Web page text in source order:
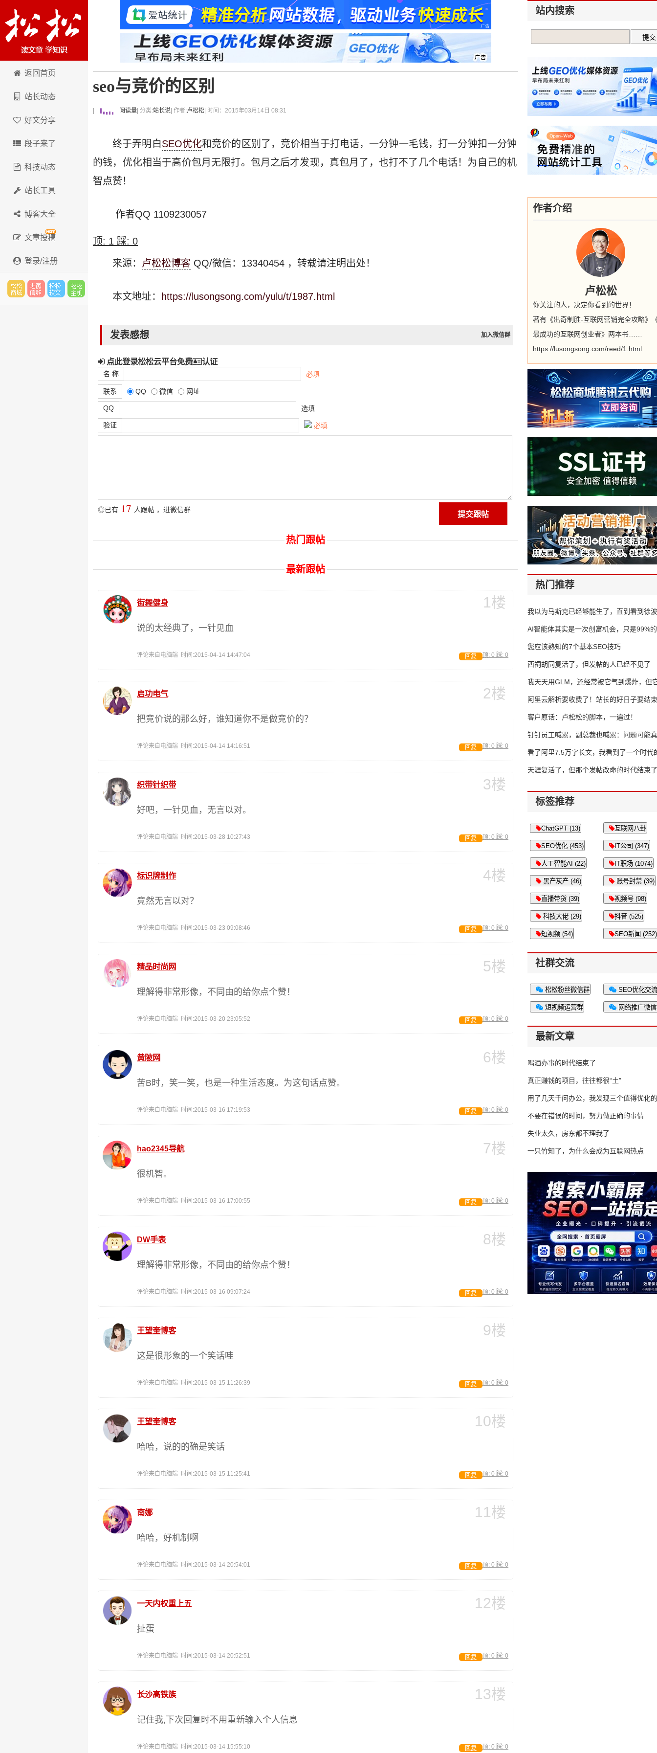
卢松松博客
返回首页
站长动态
好文分享
段子来了
科技动态
站长工具
博客大全
文章投稿
登录/注册
seo与竞价的区别
阅读量 | 分类:站长说 | 作者:卢松松 | 时间：2015年03月14日 08:31
终于弄明白SEO优化和竞价的区别了，竞价相当于打电话，一分钟一毛钱，打一分钟扣一分钟
的钱，优化相当于高价包月无限打。包月之后才发现，真包月了，也打不了几个电话！为自己的机
智点赞！
作者QQ 1109230057
顶: 1 踩: 0
来源： 卢松松博客 QQ/微信：13340454 ，转载请注明出处！
本文地址： https://lusongsong.com/yulu/t/1987.html
发表感想 加入微信群
点此登录松松云平台免费 认证
名 称 必填
联系 QQ 微信 网址
QQ 选填
验证 必填
◎已有 17 人跟帖 ， 进微信群
热门跟帖
最新跟帖
1楼
街舞健身
说的太经典了，一针见血
评论来自电脑端 时间:2015-04-14 14:47:04 顶: 0 踩: 0
回复
2楼
启功电气
把竞价说的那么好，谁知道你不是做竞价的？
评论来自电脑端 时间:2015-04-14 14:16:51 顶: 0 踩: 0
回复
3楼
织带针织带
好吧，一针见血，无言以对。
评论来自电脑端 时间:2015-03-28 10:27:43 顶: 0 踩: 0
回复
4楼
标识牌制作
竟然无言以对？
评论来自电脑端 时间:2015-03-23 09:08:46 顶: 0 踩: 0
回复
5楼
精品时尚网
理解得非常形像，不同由的给你点个赞！
评论来自电脑端 时间:2015-03-20 23:05:52 顶: 0 踩: 0
回复
6楼
黄陂网
苦B时，笑一笑，也是一种生活态度。为这句话点赞。
评论来自电脑端 时间:2015-03-16 17:19:53 顶: 0 踩: 0
回复
7楼
hao2345导航
很机智。
评论来自电脑端 时间:2015-03-16 17:00:55 顶: 0 踩: 0
回复
8楼
DW手表
理解得非常形像，不同由的给你点个赞！
评论来自电脑端 时间:2015-03-16 09:07:24 顶: 0 踩: 0
回复
9楼
王望奎博客
这是很形象的一个笑话哇
评论来自电脑端 时间:2015-03-15 11:26:39 顶: 0 踩: 0
回复
10楼
王望奎博客
哈哈，说的的确是笑话
评论来自电脑端 时间:2015-03-15 11:25:41 顶: 0 踩: 0
回复
11楼
南娜
哈哈，好机制啊
评论来自电脑端 时间:2015-03-14 20:54:01 顶: 0 踩: 0
回复
12楼
一天内权重上五
扯蛋
评论来自电脑端 时间:2015-03-14 20:52:51 顶: 0 踩: 0
回复
13楼
长沙高铁族
记住我,下次回复时不用重新输入个人信息
评论来自电脑端 时间:2015-03-14 15:55:10 顶: 0 踩: 0
回复
站内搜索
作者介绍
卢松松
你关注的人，决定你看到的世界！
著有《出奇制胜-互联网营销完全攻略》
最成功的互联网创业者》两本书……
https://lusongsong.com/reed/1.html
热门推荐
我以为马斯克已经够能生了，直到看到
AI智能体其实是一次创富机会，只是99%
错过了
您应该熟知的7个基本SEO技巧
西祠胡同复活了，但发帖的人已经不见了
我天天用GLM，还经常被它气到爆炸，但
16万亿
阿里云解析要收费了！站长的好日子要结
客户原话：卢松松的脚本，一遍过！
钉钉员工喊累，副总裁也喊累：问题可能
了
看了阿里7.5万字长文，我看到了一个时代
天涯复活了，但那个发帖改命的时代结束了
标签推荐
ChatGPT (13) 互联网八卦
SEO优化 (453) IT公司 (347)
人工智能AI (22) IT职场 (1074)
黑产灰产 (46) 账号封禁 (39)
直播带货 (39) 视频号 (98)
科技大佬 (29) 抖音 (525)
短视频 (54) SEO新闻 (252)
社群交流
松松粉丝微信群 SEO优化交
短视频运营群 网络推广微
最新文章
喝酒办事的时代结束了
真正赚钱的项目，往往都很“土”
用了几天千问办公，我发现三个值得优化
不要在错误的时间，努力做正确的事情
失业太久，房东都不理我了
一只竹知了，为什么会成为互联网热点